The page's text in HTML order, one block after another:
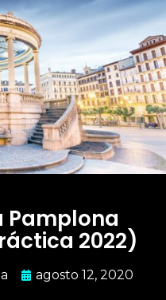
Pamplona
2022)
agosto 12, 2020